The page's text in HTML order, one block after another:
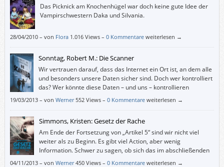
Das Picknick am Knochenhügel war doch keine gute Idee der
Vampirschwestern Daka und Silvania.
28/04/2010– von Flora 1.016 Views – 0 Kommentare weiterlesen →
Sonntag, Robert M.: Die Scanner
Wir vertrauen darauf, dass das Internet ein Ort ist, an dem alle
und besonders unsere Daten sicher sind. Doch wer kontrolliert
das? Wer könnte diese Daten – und uns – kontrollieren
(wollen)? Und wer von den heute Geborenen könnte in 22
19/03/2013– von Werner 552 Views – 0 Kommentare weiterlesen →
Simmons, Kristen: Gesetz der Rache
Am Ende der Fortsetzung von „Artikel 5“ sind wir nicht viel
weiter als zu Beginn. Es gibt viel Action, aber wenig
Information. Schwer zu sagen, ob sich das im abschließenden
Band der Ember-Trilogie ändern wird. Leider hat mich „Gesetz
04/11/2013– von Werner 450 Views – 0 Kommentare weiterlesen →